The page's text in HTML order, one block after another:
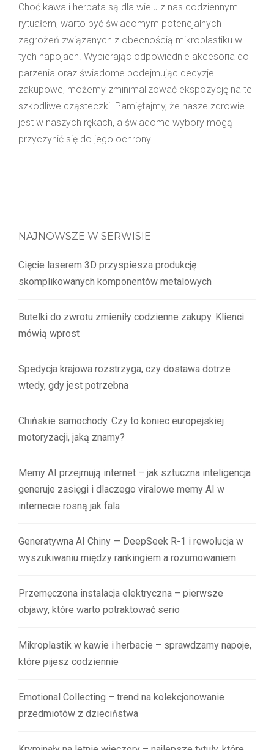
Choć kawa i herbata są dla wielu z nas codziennym
rytuałem, warto być świadomym potencjalnych
zagrożeń związanych z obecnością mikroplastiku w
tych napojach. Wybierając odpowiednie akcesoria do
parzenia oraz świadome podejmując decyzje
zakupowe, możemy zminimalizować ekspozycję na te
szkodliwe cząsteczki. Pamiętajmy, że nasze zdrowie
jest w naszych rękach, a świadome wybory mogą
przyczynić się do jego ochrony.
NAJNOWSZE W SERWISIE
Cięcie laserem 3D przyspiesza produkcję
skomplikowanych komponentów metalowych
Butelki do zwrotu zmieniły codzienne zakupy. Klienci
mówią wprost
Spedycja krajowa rozstrzyga, czy dostawa dotrze
wtedy, gdy jest potrzebna
Chińskie samochody. Czy to koniec europejskiej
motoryzacji, jaką znamy?
Memy AI przejmują internet – jak sztuczna inteligencja
generuje zasięgi i dlaczego viralowe memy AI w
internecie rosną jak fala
Generatywna AI Chiny — DeepSeek R-1 i rewolucja w
wyszukiwaniu między rankingiem a rozumowaniem
Przemęczona instalacja elektryczna – pierwsze
objawy, które warto potraktować serio
Mikroplastik w kawie i herbacie – sprawdzamy napoje,
które pijesz codziennie
Emotional Collecting – trend na kolekcjonowanie
przedmiotów z dzieciństwa